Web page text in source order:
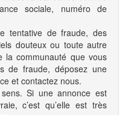
sociale, numéro de
tentative de fraude, des
douteux ou toute autre
la communauté que vous
de fraude, déposez une
et contactez nous.
Si une annonce est
c’est qu’elle est très